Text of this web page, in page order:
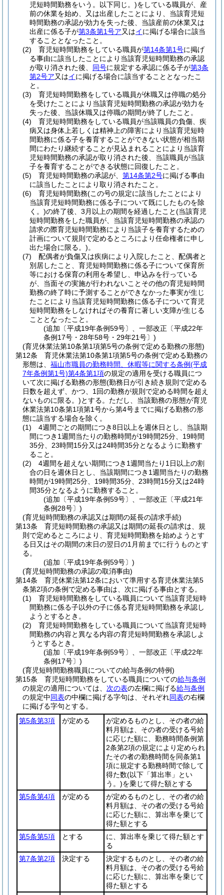
児短時間勤務をいう。以下同じ。)をしている職員が、産
前の休業を始め、又は出産したことにより、当該育児短
時間勤務の承認が効力を失った後、当該産前の休業又は
出産に係る子が第3条第1号ア又はイに掲げる場合に該当
することとなったこと。
(2)
育児短時間勤務をしている職員が第14条第1号に掲げ
る事由に該当したことにより当該育児短時間勤務の承認
が取り消された後、 同号に規定する承認に係る子が第3条
第2号ア又はイに掲げる場合に該当することとなったこ
と。
(3)
育児短時間勤務をしている職員が休職又は停職の処分
を受けたことにより当該育児短時間勤務の承認が効力を
失った後、当該休職又は停職の期間が終了したこと。
(4)
育児短時間勤務をしている職員が当該職員の負傷、疾
病又は身体上若しくは精神上の障害により当該育児短時
間勤務に係る子を養育することができない状態が相当期
間にわたり継続することが見込まれることにより当該育
児短時間勤務の承認が取り消された後、当該職員が当該
子を養育することができる状態に回復したこと。
(5)
育児短時間勤務の承認が、 第14条第2号に掲げる事由
に該当したことにより取り消されたこと。
(6)
育児短時間勤務(この号の規定に該当したことにより
当該育児短時間勤務に係る子について既にしたものを除
く。)の終了後、3月以上の期間を経過したこと(当該育児
短時間勤務をした職員が、当該育児短時間勤務の承認の
請求の際育児短時間勤務により当該子を養育するための
計画について規則で定めるところにより任命権者に申し
出た場合に限る。)。
(7)
配偶者が負傷又は疾病により入院したこと、配偶者と
別居したこと、育児短時間勤務に係る子について保育所
等における保育の利用を希望し、申込みを行っている
が、当面その実施が行われないことその他の育児短時間
勤務の終了時に予測することができなかった事実が生じ
たことにより当該育児短時間勤務に係る子について育児
短時間勤務をしなければその養育に著しい支障が生じる
こととなったこと。
(追加〔平成19年条例59号〕、一部改正〔平成22年
条例17号・28年58号・29年21号〕)
(育児休業法第10条第1項第5号の条例で定める勤務の形態)
第12条
育児休業法第10条第1項第5号の条例で定める勤務の
形態は、 福山市職員の勤務時間、休暇等に関する条例(平成
7年条例第1号)第4条第1項の規定の適用を受ける職員につ
いて次に掲げる勤務の形態(勤務日が引き続き規則で定める
日数を超えず、かつ、1回の勤務が規則で定める時間を超え
ないものに限る。)とする。 ただし、当該勤務の形態が育児
休業法第10条第1項第1号から第4号までに掲げる勤務の形
態に該当する場合を除く。
(1)
4週間ごとの期間につき8日以上を週休日とし、当該期
間につき1週間当たりの勤務時間が19時間25分、19時間
35分、23時間15分又は24時間35分となるように勤務す
ること。
(2)
4週間を超えない期間につき1週間当たり1日以上の割
合の日を週休日とし、当該期間につき1週間当たりの勤務
時間が19時間25分、19時間35分、23時間15分又は24時
間35分となるように勤務すること。
(追加〔平成19年条例59号〕、一部改正〔平成21年
条例28号〕)
(育児短時間勤務の承認又は期間の延長の請求手続)
第13条
育児短時間勤務の承認又は期間の延長の請求は、規
則で定めるところにより、育児短時間勤務を始めようとす
る日又はその期間の末日の翌日の1月前までに行うものとす
る。
(追加〔平成19年条例59号〕)
(育児短時間勤務の承認の取消事由)
第14条
育児休業法第12条において準用する育児休業法第5
条第2項の条例で定める事由は、次に掲げる事由とする。
(1)
育児短時間勤務をしている職員について当該育児短時
間勤務に係る子以外の子に係る育児短時間勤務を承認し
ようとするとき。
(2)
育児短時間勤務をしている職員について当該育児短時
間勤務の内容と異なる内容の育児短時間勤務を承認しよ
うとするとき。
(追加〔平成19年条例59号〕、一部改正〔平成22年
条例17号〕)
(育児短時間勤務職員についての給与条例の特例)
第15条
育児短時間勤務をしている職員についての給与条例
の規定の適用については、 次の表の左欄に掲げる給与条例
の規定中同表の中欄に掲げる字句は、それぞれ同表の右欄
に掲げる字句とする。
第5条第3項
が定める
が定めるものとし、その者の給
料月額は、その者の受ける号給
に応じた額に、勤務時間条例第
2条第2項の規定により定められ
たその者の勤務時間を同条第1
項に規定する勤務時間で除して
得た数(以下「算出率」とい
う。)を乗じて得た額とする
第5条第4項
が定める
が定めるものとし、その者の給
料月額は、その者の受ける号給
に応じた額に、算出率を乗じて
得た額とする
第5条第5項
とする
に、算出率を乗じて得た額とす
る
第7条第2項
決定する
決定するものとし、その者の給
料月額は、その者の受ける号給
に応じた額に、算出率を乗じて
得た額とする